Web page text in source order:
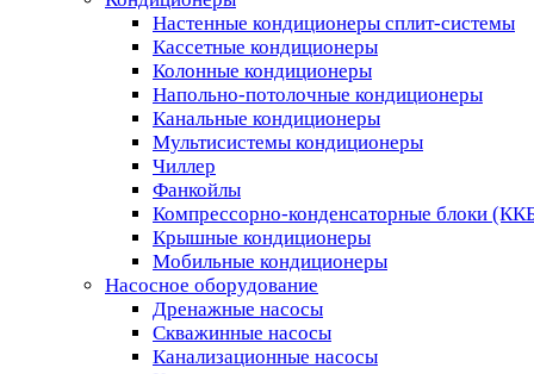
Настенные кондиционеры сплит-системы
Кассетные кондиционеры
Колонные кондиционеры
Напольно-потолочные кондиционеры
Канальные кондиционеры
Мультисистемы кондиционеры
Чиллер
Фанкойлы
Компрессорно-конденсаторные блоки
Крышные кондиционеры
Мобильные кондиционеры
Насосное оборудование
Дренажные насосы
Скважинные насосы
Канализационные насосы